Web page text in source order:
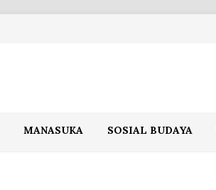
MANASUKA SOSIAL BUDAYA